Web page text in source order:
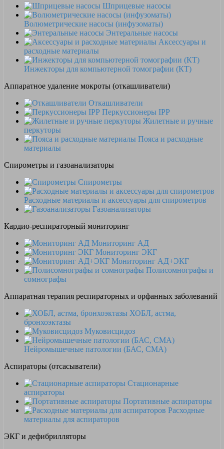
Шприцевые насосы
Волюметрические насосы (инфузоматы)
Энтеральные насосы
Аксессуары и
расходные материалы
Инжекторы для компьютерной томографии (КТ)
Аппаратное удаление мокроты (откашливатели)
Откашливатели
Перкуссионеры IPP
Жилетные и ручные
перкуторы
Пояса и расходные
материалы
Спирометры и газоанализаторы
Спирометры
Расходные материалы и аксессуары для спирометров
Газоанализаторы
Кардио-респираторный мониторинг
Мониторинг АД
Мониторинг ЭКГ
Мониторинг АД+ЭКГ
Полисомнографы и
сомнографы
Аппаратная терапия респираторных и орфанных заболеваний
ХОБЛ, астма,
бронхоэктазы
Муковисцидоз
Нейромышечные патологии (БАС, СМА)
Аспираторы (отсасыватели)
Стационарные
аспираторы
Портативные аспираторы
Расходные
материалы для аспираторов
ЭКГ и дефибрилляторы